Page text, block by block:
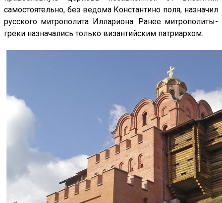
самостоятельно, без ведома Константино поля, назначил
русского митрополита Иллариона. Ранее митрополиты-
греки назначались только византийским патриархом.